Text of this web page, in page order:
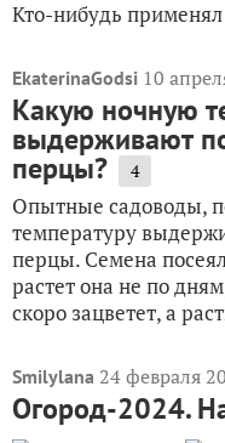
Кто-нибудь
EkaterinaGodsi 10
Какую ночную
выдерживают
перцы? 4
Опытные садоводы,
температуру
перцы. Семена
растет она не по
скоро зацветет, а
Smilylana 24 февраля
Огород-2024.